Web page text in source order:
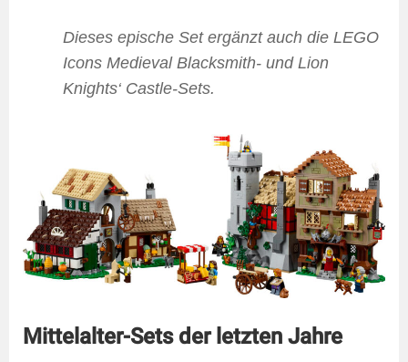
Dieses epische Set ergänzt auch die LEGO
Icons Medieval Blacksmith- und Lion
Knights‘ Castle-Sets.
Mittelalter-Sets der letzten Jahre